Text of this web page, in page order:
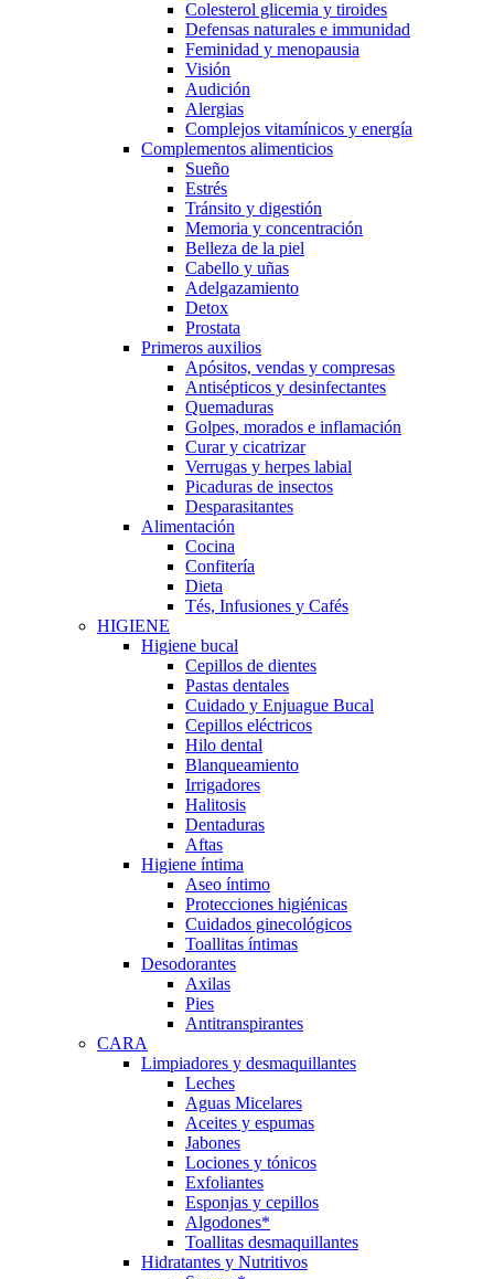
Colesterol glicemia y tiroides
Defensas naturales e immunidad
Feminidad y menopausia
Visión
Audición
Alergias
Complejos vitamínicos y energía
Complementos alimenticios
Sueño
Estrés
Tránsito y digestión
Memoria y concentración
Belleza de la piel
Cabello y uñas
Adelgazamiento
Detox
Prostata
Primeros auxilios
Apósitos, vendas y compresas
Antisépticos y desinfectantes
Quemaduras
Golpes, morados e inflamación
Curar y cicatrizar
Verrugas y herpes labial
Picaduras de insectos
Desparasitantes
Alimentación
Cocina
Confitería
Dieta
Tés, Infusiones y Cafés
HIGIENE
Higiene bucal
Cepillos de dientes
Pastas dentales
Cuidado y Enjuague Bucal
Cepillos eléctricos
Hilo dental
Blanqueamiento
Irrigadores
Halitosis
Dentaduras
Aftas
Higiene íntima
Aseo íntimo
Protecciones higiénicas
Cuidados ginecológicos
Toallitas íntimas
Desodorantes
Axilas
Pies
Antitranspirantes
CARA
Limpiadores y desmaquillantes
Leches
Aguas Micelares
Aceites y espumas
Jabones
Lociones y tónicos
Exfoliantes
Esponjas y cepillos
Algodones*
Toallitas desmaquillantes
Hidratantes y Nutritivos